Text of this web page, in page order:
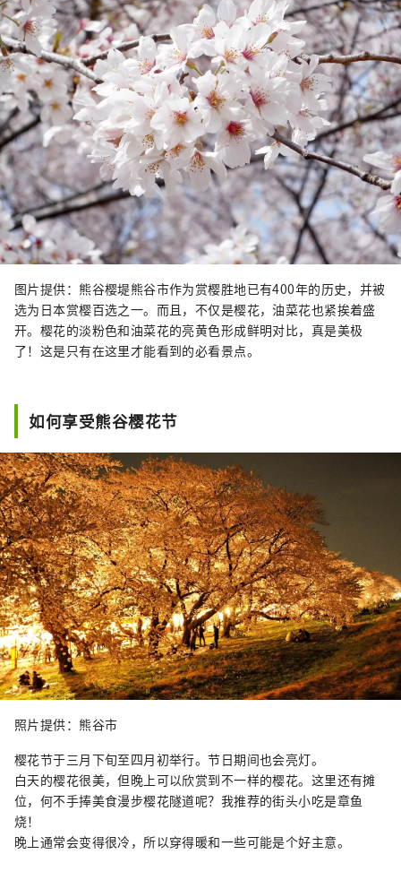
图片提供：熊谷樱堤熊谷市作为赏樱胜地已有400年的历史，并被
选为日本赏樱百选之一。而且，不仅是樱花，油菜花也紧挨着盛
开。樱花的淡粉色和油菜花的亮黄色形成鲜明对比，真是美极
了！这是只有在这里才能看到的必看景点。
如何享受熊谷樱花节
照片提供：熊谷市
樱花节于三月下旬至四月初举行。节日期间也会亮灯。
白天的樱花很美，但晚上可以欣赏到不一样的樱花。这里还有摊
位，何不手捧美食漫步樱花隧道呢？我推荐的街头小吃是章鱼
烧！
晚上通常会变得很冷，所以穿得暖和一些可能是个好主意。